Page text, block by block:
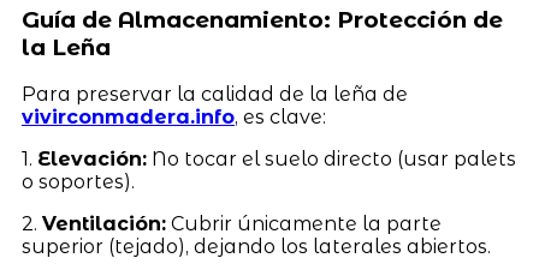
Guía de Almacenamiento: Protección de
la Leña
Para preservar la calidad de la leña de
vivirconmadera.info, es clave:
1. Elevación:No tocar el suelo directo (usar palets
o soportes).
2. Ventilación:Cubrir únicamente la parte
superior (tejado), dejando los laterales abiertos.